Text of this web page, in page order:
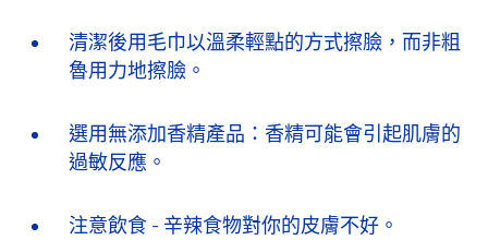
清潔後用毛巾以溫柔輕點的方式擦臉，而非粗
魯用力地擦臉。
選用無添加香精產品：香精可能會引起肌膚的
過敏反應。
注意飲食 - 辛辣食物對你的皮膚不好。